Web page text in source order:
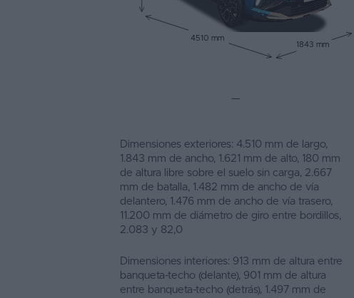
4510 mm
1843 mm
—
Dimensiones exteriores: 4.510 mm de largo,
1.843 mm de ancho, 1.621 mm de alto, 180 mm
de altura libre sobre el suelo sin carga, 2.667
mm de batalla, 1.482 mm de ancho de vía
delantero, 1.476 mm de ancho de vía trasero,
11.200 mm de diámetro de giro entre bordillos,
2.083 y 82,0
Dimensiones interiores: 913 mm de altura entre
banqueta-techo (delante), 901 mm de altura
entre banqueta-techo (detrás), 1.497 mm de